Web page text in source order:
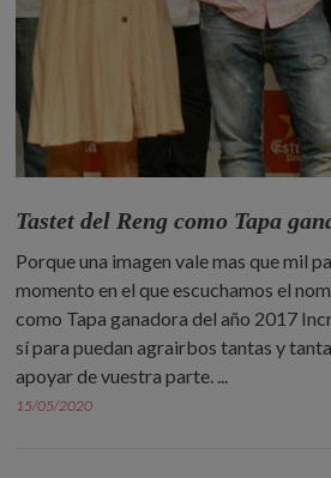
Tastet del Reng como Tapa
Porque una imagen vale mas que mil
momento en el que escuchamos el
como Tapa ganadora del año 2017
sí para puedan agrairbos tantas y
apoyar de vuestra parte. ...
15/05/2020